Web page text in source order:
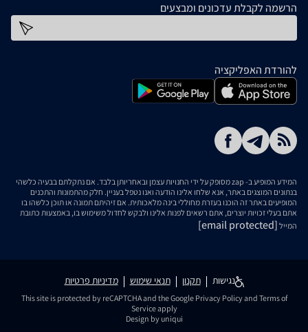
הרשמה לקבלת עדכונים ומבצעים
להורדת האפליקציה
המידע המופיע ב- zap מסופק על ידי החנויות עצמן ובאחריותן בלבד. אם נתקלתם בבעיה כלשהי
בנתונים המוצגים באתר, אנא שלחו אלינו הודעה ואנו נטפל בעניין. חלק מהתמונות והתכנים
המופיעים באתר זה הוכנו בעזרת מחוללי בינה מלאכותית. אם זיהיתם תמונה או תוכן כלשהו בו
אתם בעלי זכויות יוצרים, אתם רשאים לפנות אלינו ולבקש לחדול משימוש בו, באמצעות כתובת
המייל [email protected]
נגישות תקנון תנאי שימוש מדיניות פרטיות
This site is protected by reCAPTCHA and the Google Privacy Policyand Terms of
Serviceapply
Design by uniqui